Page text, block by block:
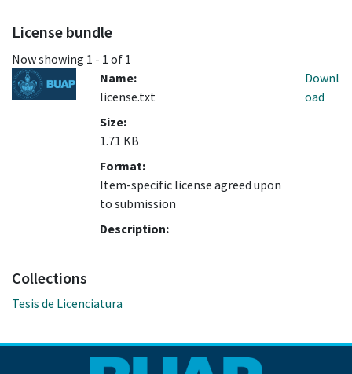
License bundle
Now showing 1 - 1 of 1
Name:
license.txt
Size:
1.71 KB
Format:
Item-specific license agreed upon
to submission
Description:
Downl
oad
Collections
Tesis de Licenciatura